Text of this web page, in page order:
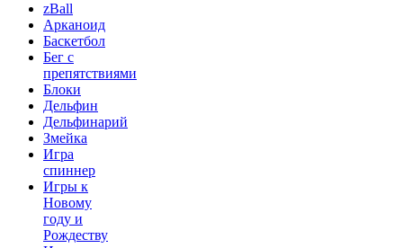
zBall
Арканоид
Баскетбол
Бег с
препятствиями
Блоки
Дельфин
Дельфинарий
Змейка
Игра
спиннер
Игры к
Новому
году и
Рождеству